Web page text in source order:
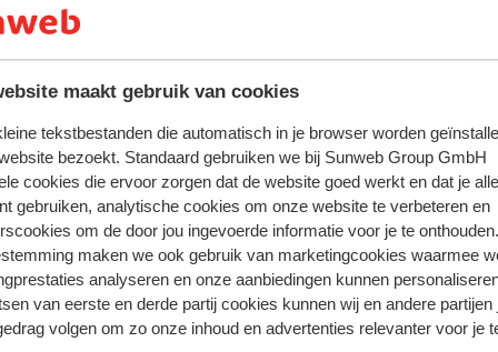
maakt gebruik van cookies
tekstbestanden die automatisch in je browser worden
bezoekt. Standaard gebruiken we bij Sunweb Group GmbH
cookies die ervoor zorgen dat de website goed werkt en dat je
gebruiken, analytische cookies om onze website te verbeteren en
om de door jou ingevoerde informatie voor je te
maken we ook gebruik van marketingcookies waarmee
analyseren en onze aanbiedingen kunnen
van eerste en derde partij cookies kunnen wij en andere partijen
volgen om zo onze inhoud en advertenties relevanter voor je
met ons product oprecht weergeven.Meer over reviews
8.6 Fantastisch
3 sep.
Contrairement à beaucoup de commentaires lu
Contrairement à beaucoup de commentaires lu